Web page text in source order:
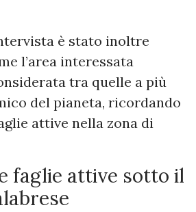
è stato inoltre
l’area interessata
tra quelle a più
del pianeta, ricordando
attive nella zona di
faglie attive sotto il